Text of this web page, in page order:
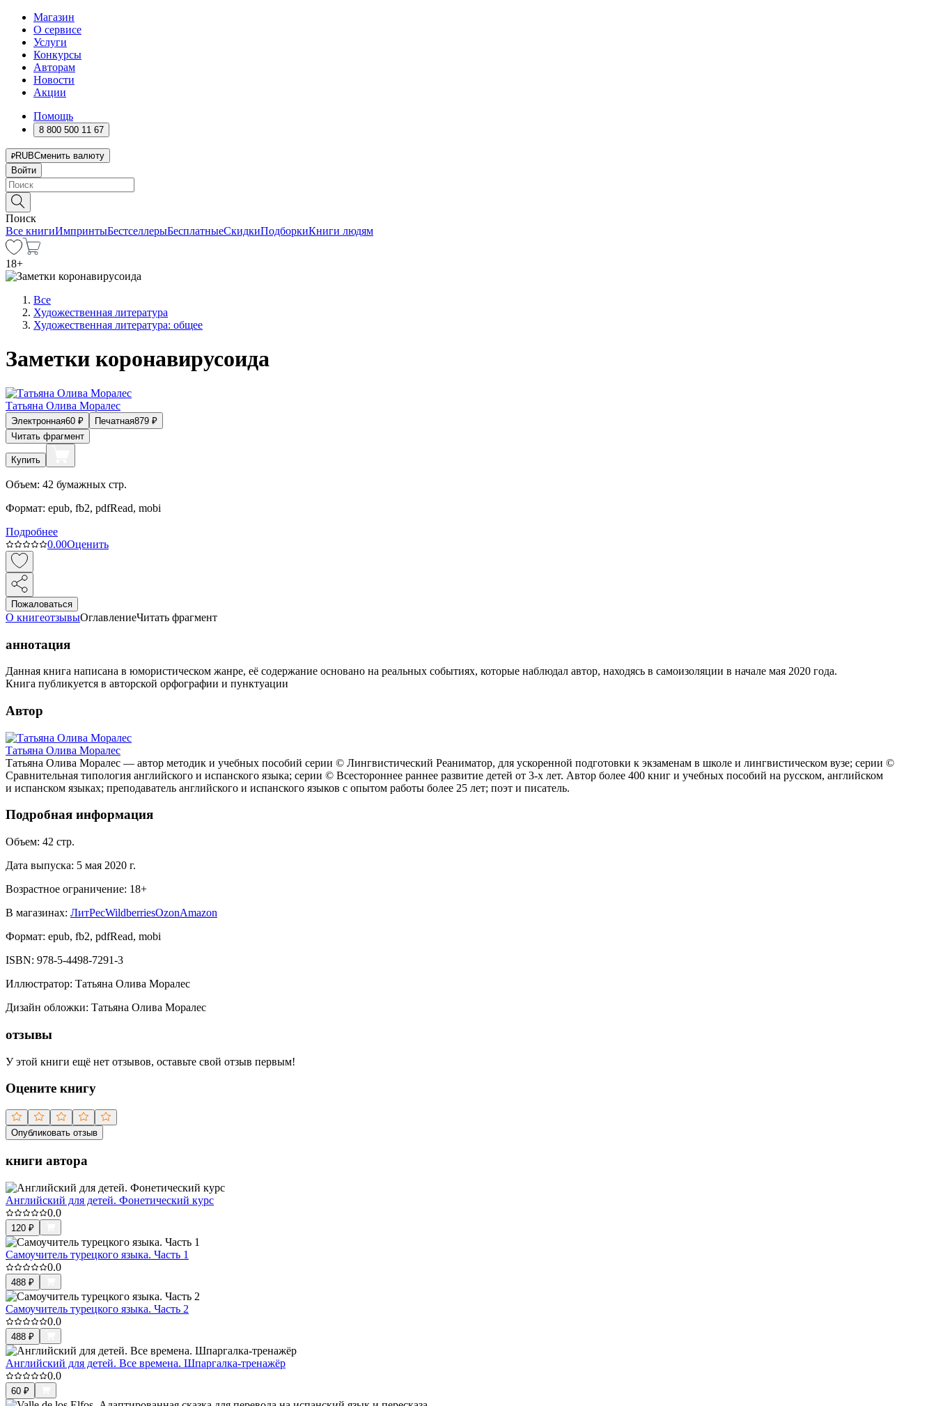
Магазин
О сервисе
Услуги
Конкурсы
Авторам
Новости
Акции
Помощь
8 800 500 11 67
RUBСменить валюту
Войти
Поиск
Все книгиИмпринтыБестселлерыБесплатныеСкидкиПодборкиКниги людям
18+
Все
Художественная литература
Художественная литература: общее
Заметки коронавирусоида
Татьяна Олива Моралес
Электронная60 ₽ Печатная879 ₽
Читать фрагмент
Купить
Объем: 42 бумажных стр.
Формат: epub, fb2, pdfRead, mobi
Подробнее
0.00Оценить
Пожаловаться
О книгеотзывыОглавлениеЧитать фрагмент
аннотация
Данная книга написана в юмористическом жанре, её содержание основано на реальных событиях, которые наблюдал автор, находясь в самоизоляции в начале мая 2020 года.
Книга публикуется в авторской орфографии и пунктуации
Автор
Татьяна Олива Моралес
Татьяна Олива Моралес — автор методик и учебных пособий серии © Лингвистический Реаниматор, для ускоренной подготовки к экзаменам в школе и лингвистическом вузе; серии ©
Сравнительная типология английского и испанского языка; серии © Всестороннее раннее развитие детей от 3-х лет. Автор более 400 книг и учебных пособий на русском, английском
и испанском языках; преподаватель английского и испанского языков c опытом работы более 25 лет; поэт и писатель.
Подробная информация
Объем: 42 стр.
Дата выпуска: 5 мая 2020 г.
Возрастное ограничение: 18+
В магазинах: ЛитРесWildberriesOzonAmazon
Формат: epub, fb2, pdfRead, mobi
ISBN: 978-5-4498-7291-3
Иллюстратор: Татьяна Олива Моралес
Дизайн обложки: Татьяна Олива Моралес
отзывы
У этой книги ещё нет отзывов, оставьте свой отзыв первым!
Оцените книгу
Опубликовать отзыв
книги автора
Английский для детей. Фонетический курс
0.0
120 ₽
Самоучитель турецкого языка. Часть 1
0.0
488 ₽
Самоучитель турецкого языка. Часть 2
0.0
488 ₽
Английский для детей. Все времена. Шпаргалка-тренажёр
0.0
60 ₽